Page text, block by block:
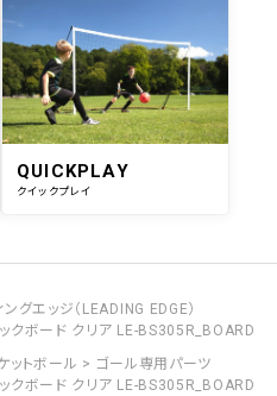
QUICKPLAY
クイックプレイ
ングエッジ（LEADING EDGE）
クボード クリア LE-BS305R_BOARD
ットボール
ゴール専用パーツ
クボード クリア LE-BS305R_BOARD